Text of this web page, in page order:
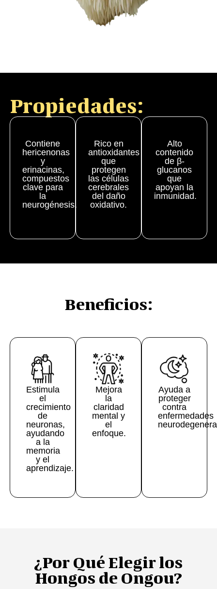
Propiedades:
Contiene
hericenonas
y
erinacinas,
compuestos
clave para
la
neurogénesis.
Rico en
antioxidantes
que
protegen
las células
cerebrales
del daño
oxidativo.
Alto
contenido
de β-
glucanos
que
apoyan la
inmunidad.
Beneficios:
Estimula
el
crecimiento
de
neuronas,
ayudando
a la
memoria
y el
aprendizaje.
Mejora
la
claridad
mental y
el
enfoque.
Ayuda a
proteger
contra
enfermedades
¿Por Qué Elegir los
Hongos de Ongou?